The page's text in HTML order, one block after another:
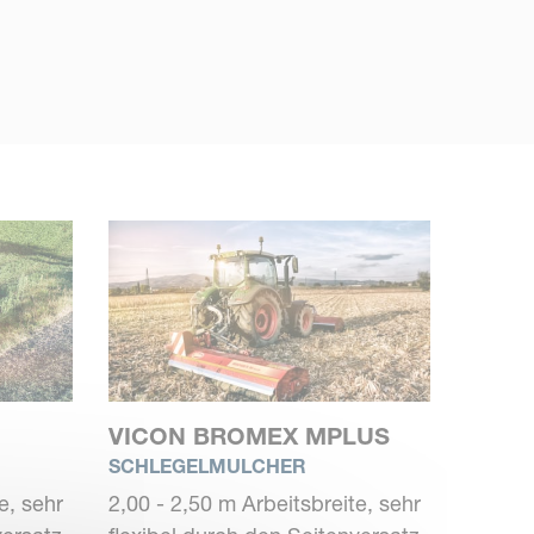
sehr
VICON BROMEX MPLUS
SCHLEGELMULCHER
2,00 - 2,50 m Arbeitsbreite, sehr